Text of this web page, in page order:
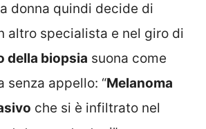
donna quindi decide di
altro specialista e nel giro di
della biopsia suona come
senza appello: “Melanoma
che si è infiltrato nel